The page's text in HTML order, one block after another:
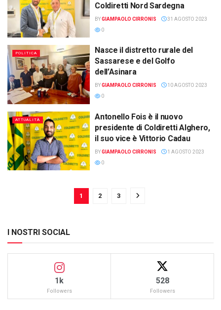
Coldiretti Nord Sardegna
BYGIAMPAOLO CIRRONIS
31 AGOSTO 2023
0
POLITICA
Nasce il distretto rurale del
Sassarese e del Golfo
dell’Asinara
BYGIAMPAOLO CIRRONIS
10 AGOSTO 2023
0
ATTUALITÀ
Antonello Fois è il nuovo
presidente di Coldiretti Alghero,
il suo vice è Vittorio Cadau
BYGIAMPAOLO CIRRONIS
1 AGOSTO 2023
0
1 2 3
I NOSTRI SOCIAL
1k
Followers
528
Followers